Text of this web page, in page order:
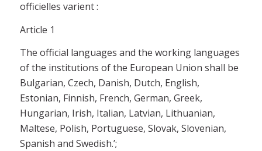
officielles varient :
Article 1
The official languages and the working languages
of the institutions of the European Union shall be
Bulgarian, Czech, Danish, Dutch, English,
Estonian, Finnish, French, German, Greek,
Hungarian, Irish, Italian, Latvian, Lithuanian,
Maltese, Polish, Portuguese, Slovak, Slovenian,
Spanish and Swedish.’;